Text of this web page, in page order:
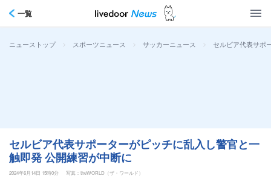
一覧
ニューストップ > スポーツニュース > サッカーニュース > セルビア代表サポ
セルビア代表サポーターがピッチに乱入し警官と一
触即発 公開練習が中断に
2024年6月14日 15時0分 写真：theWORLD（ザ・ワールド）